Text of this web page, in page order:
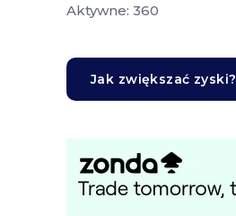
Aktywne: 360
Jak zwiększać zyski?